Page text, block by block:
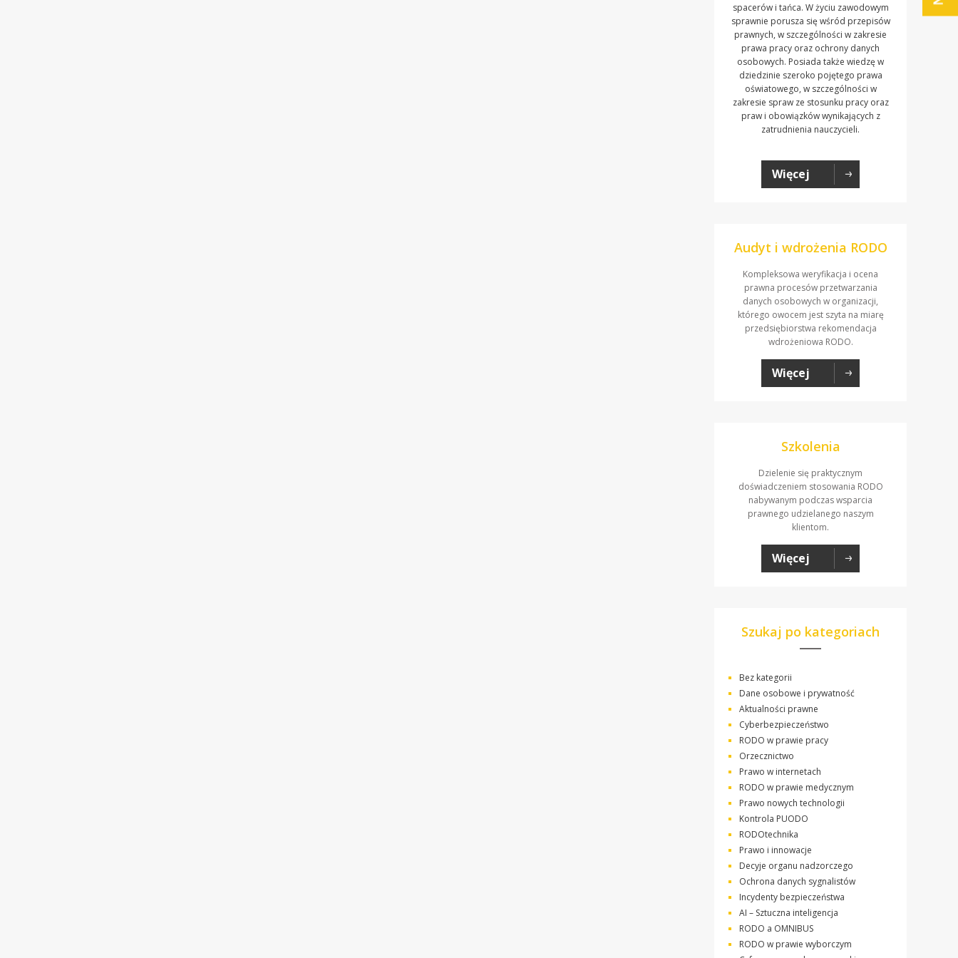
spacerów i tańca. W życiu zawodowym
sprawnie porusza się wśród przepisów
prawnych, w szczególności w zakresie
prawa pracy oraz ochrony danych
osobowych. Posiada także wiedzę w
dziedzinie szeroko pojętego prawa
oświatowego, w szczególności w
zakresie spraw ze stosunku pracy oraz
praw i obowiązków wynikających z
zatrudnienia nauczycieli.
Więcej
Audyt i wdrożenia RODO
Kompleksowa weryfikacja i ocena
prawna procesów przetwarzania
danych osobowych w organizacji,
którego owocem jest szyta na miarę
przedsiębiorstwa rekomendacja
wdrożeniowa RODO.
Więcej
Szkolenia
Dzielenie się praktycznym
doświadczeniem stosowania RODO
nabywanym podczas wsparcia
prawnego udzielanego naszym
klientom.
Więcej
Szukaj po kategoriach
Bez kategorii
Dane osobowe i prywatność
Aktualności prawne
Cyberbezpieczeństwo
RODO w prawie pracy
Orzecznictwo
Prawo w internetach
RODO w prawie medycznym
Prawo nowych technologii
Kontrola PUODO
RODOtechnika
Prawo i innowacje
Decyje organu nadzorczego
Ochrona danych sygnalistów
Incydenty bezpieczeństwa
AI – Sztuczna inteligencja
RODO a OMNIBUS
RODO w prawie wyborczym